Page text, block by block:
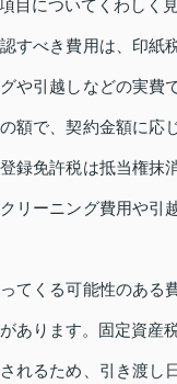
目についてくわしく
すべき費用は、印紙
や引越しなどの実費
額で、契約金額に応
録免許税は抵当権抹
リーニング費用や引
てくる可能性のある
あります。固定資産
れるため、引き渡し